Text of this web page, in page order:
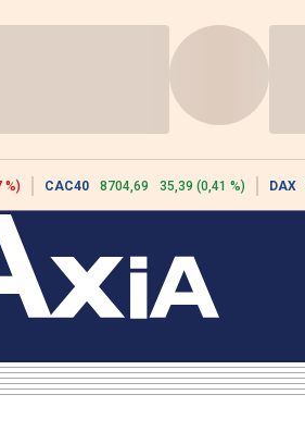
%) CAC40 8704,69 35,39 (0,41 %) DAX